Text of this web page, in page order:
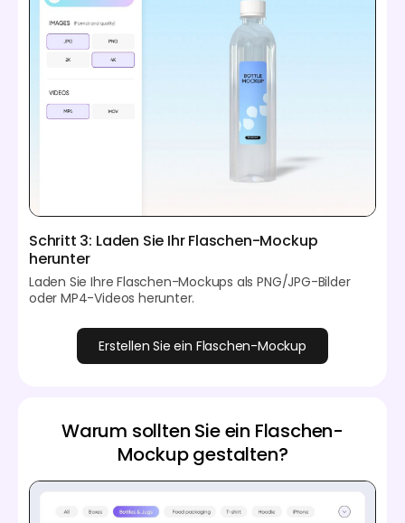
Schritt 3: Laden Sie Ihr Flaschen-Mockup
herunter
Laden Sie Ihre Flaschen-Mockups als PNG/JPG-Bilder
oder MP4-Videos herunter.
Erstellen Sie ein Flaschen-Mockup
Warum sollten Sie ein Flaschen-
Mockup gestalten?